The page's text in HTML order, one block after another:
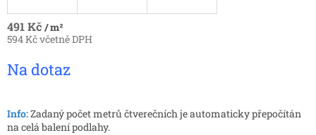
491 Kč / m²
594 Kč včetně DPH
cena:
Na dotaz
Info:Zadaný počet metrů čtverečních je automaticky přepočítán
na celá balení podlahy.